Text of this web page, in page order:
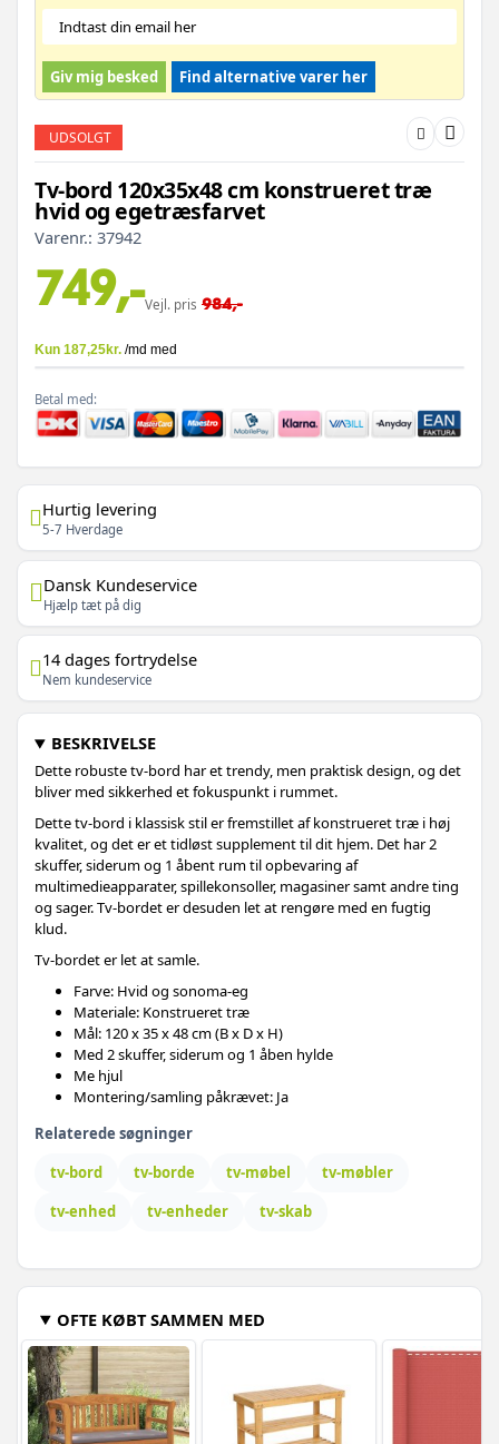
Giv mig besked Find alternative varer her
UDSOLGT
Tv-bord 120x35x48 cm konstrueret træ
hvid og egetræsfarvet
Varenr.: 37942
749,-Vejl. pris 984,-
Betal med:
Hurtig levering
5-7 Hverdage
Dansk Kundeservice
Hjælp tæt på dig
14 dages fortrydelse
Nem kundeservice
BESKRIVELSE
Dette robuste tv-bord har et trendy, men praktisk design, og det
bliver med sikkerhed et fokuspunkt i rummet.
Dette tv-bord i klassisk stil er fremstillet af konstrueret træ i høj
kvalitet, og det er et tidløst supplement til dit hjem. Det har 2
skuffer, siderum og 1 åbent rum til opbevaring af
multimedieapparater, spillekonsoller, magasiner samt andre ting
og sager. Tv-bordet er desuden let at rengøre med en fugtig
klud.
Tv-bordet er let at samle.
Farve: Hvid og sonoma-eg
Materiale: Konstrueret træ
Mål: 120 x 35 x 48 cm (B x D x H)
Med 2 skuffer, siderum og 1 åben hylde
Me hjul
Montering/samling påkrævet: Ja
Relaterede søgninger
tv-bord
tv-borde tv-møbel
tv-møbler
tv-enhed
tv-enheder tv-skab
OFTE KØBT SAMMEN MED